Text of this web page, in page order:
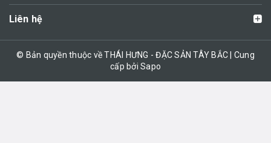
Liên hệ
© Bản quyền thuộc về THÁI HƯNG - ĐẶC SẢN TÂY BẮC | Cung
cấp bởi Sapo